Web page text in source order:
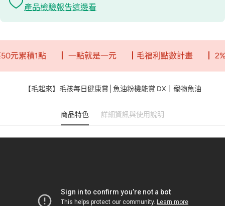
產品檢驗報告這邊看
1點 ┃ 一點就是一元 ┃毛福利點數計畫 ┃ 2%回饋無
【毛起來】毛孩每日健康賞│魚油粉機能賞 DX｜寵物魚油
商品特色 詳細資訊與使用說明